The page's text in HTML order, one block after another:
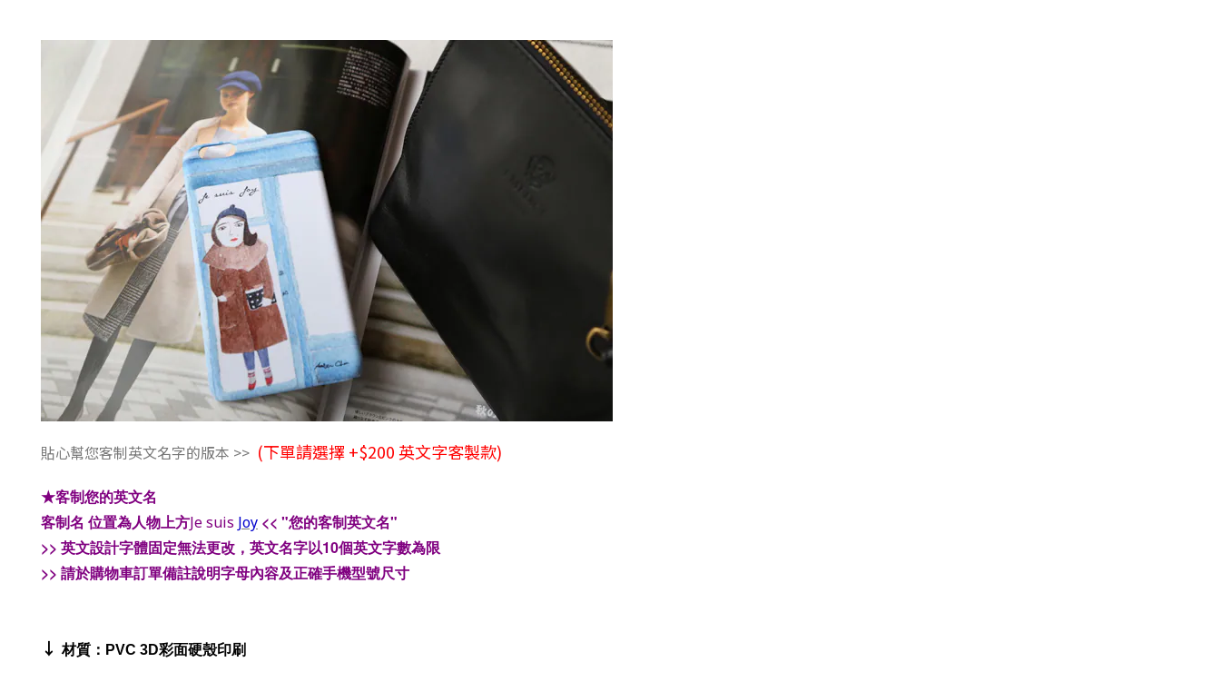
貼心幫您客制英文名字的版本 >> (下單請選擇 +$200 英文字客製款)
★客制您的英文名
客制名 位置為人物上方Je suis Joy << "您的客制英文名"
>> 英文設計字體固定無法更改，英文名字以10個英文字數為限
>> 請於購物車訂單備註說明字母內容及正確手機型號尺寸
↓ 材質：PVC 3D彩面硬殼印刷